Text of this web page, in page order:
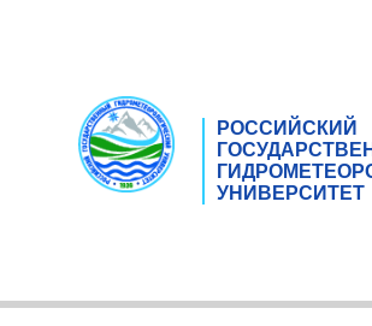
РОССИЙСКИЙ
УНИВЕРСИТЕТ